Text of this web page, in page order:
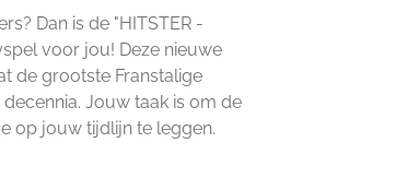
Dan is de "HITSTER -
voor jou! Deze nieuwe
de grootste Franstalige
Jouw taak is om de
op jouw tijdlijn te leggen.